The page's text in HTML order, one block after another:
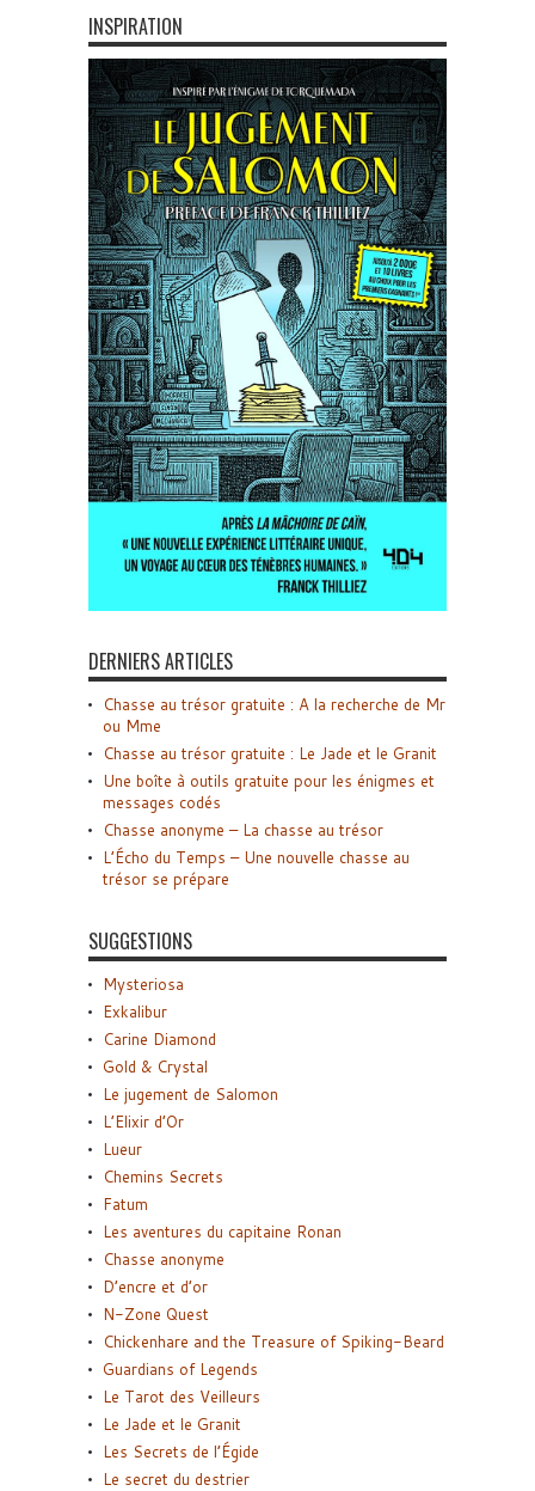
INSPIRATION
DERNIERS ARTICLES
Chasse au trésor gratuite : A la recherche de Mr
ou Mme
Chasse au trésor gratuite : Le Jade et le Granit
Une boîte à outils gratuite pour les énigmes et
messages codés
Chasse anonyme – La chasse au trésor
L’Écho du Temps – Une nouvelle chasse au
trésor se prépare
SUGGESTIONS
Mysteriosa
Exkalibur
Carine Diamond
Gold & Crystal
Le jugement de Salomon
L’Elixir d’Or
Lueur
Chemins Secrets
Fatum
Les aventures du capitaine Ronan
Chasse anonyme
D’encre et d’or
N-Zone Quest
Chickenhare and the Treasure of Spiking-Beard
Guardians of Legends
Le Tarot des Veilleurs
Le Jade et le Granit
Les Secrets de l’Égide
Le secret du destrier